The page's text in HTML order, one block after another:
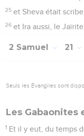
25 et Sheva était
26 et Ira aussi, le
2 Samuel 21
Seuls les Évangiles sont
Les Gabaonites
1 Et il y eut, du temps